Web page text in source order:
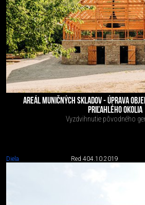
AREÁL MUNIČNÝCH SKLADOV - ÚPRAVA
PRIĽAHLÉHO OKOLIA
Vyzdvihnutie pôvodného
Diela Red 404.10.2019